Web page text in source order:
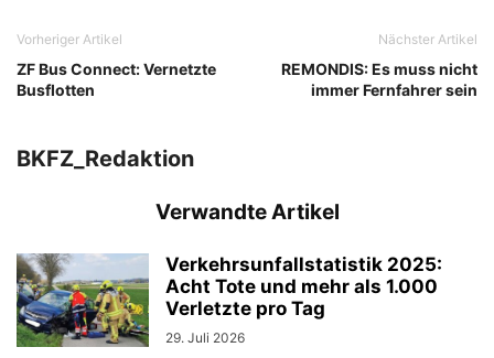
Vorheriger Artikel
ZF Bus Connect: Vernetzte
Busflotten
Nächster Artikel
REMONDIS: Es muss nicht
immer Fernfahrer sein
BKFZ_Redaktion
Verwandte Artikel
Verkehrsunfallstatistik 2025:
Acht Tote und mehr als 1.000
Verletzte pro Tag
29. Juli 2026